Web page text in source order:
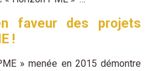
faveur des projets
!
» menée en 2015 démontre